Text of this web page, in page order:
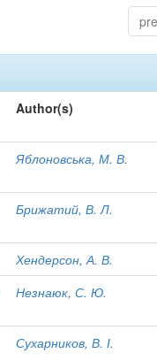
Author(s)
Яблоновська, М. В.
Брижатий, В. Л.
Хендерсон, А. В.
Незнаюк, С. Ю.
Сухарников, В. І.